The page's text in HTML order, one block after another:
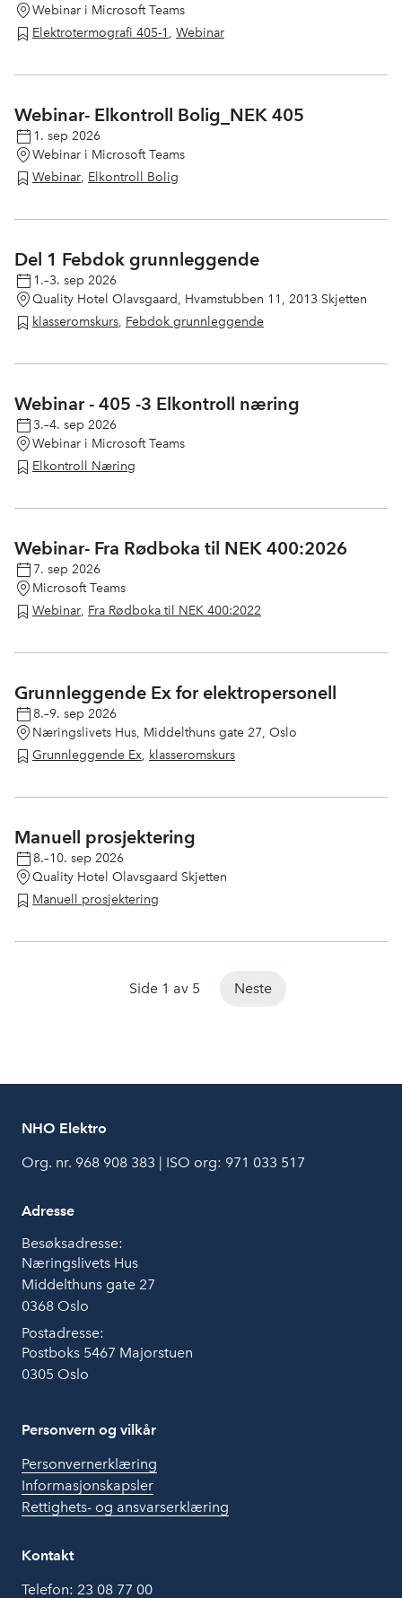
Webinar i Microsoft Teams
Elektrotermografi 405-1 , Webinar
Webinar- Elkontroll Bolig_NEK 405
1. sep 2026
Webinar i Microsoft Teams
Webinar, Elkontroll Bolig
Del 1 Febdok grunnleggende
1.–3. sep 2026
Quality Hotel Olavsgaard, Hvamstubben 11, 2013 Skjetten
klasseromskurs, Febdok grunnleggende
Webinar - 405 -3 Elkontroll næring
3.–4. sep 2026
Webinar i Microsoft Teams
Elkontroll Næring
Webinar- Fra Rødboka til NEK 400:2026
7. sep 2026
Microsoft Teams
Webinar, Fra Rødboka til NEK 400:2022
Grunnleggende Ex for elektropersonell
8.–9. sep 2026
Næringslivets Hus, Middelthuns gate 27, Oslo
Grunnleggende Ex, klasseromskurs
Manuell prosjektering
8.–10. sep 2026
Quality Hotel Olavsgaard Skjetten
Manuell prosjektering
Side 1 av 5 Neste
NHO Elektro
Org. nr. 968 908 383 | ISO org: 971 033 517
Adresse
Besøksadresse:
Næringslivets Hus
Middelthuns gate 27
0368 Oslo
Postadresse:
Postboks 5467 Majorstuen
0305 Oslo
Personvern og vilkår
Personvernerklæring
Informasjonskapsler
Rettighets- og ansvarserklæring
Kontakt
Telefon: 23 08 77 00